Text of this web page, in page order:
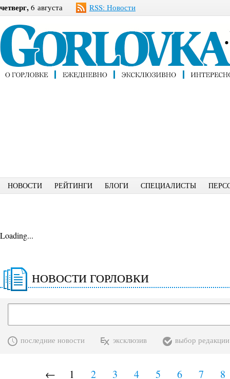
четверг, 6 августа RSS: Новости
НОВОСТИ РЕЙТИНГИ БЛОГИ СПЕЦИАЛИСТЫ
Loading...
НОВОСТИ ГОРЛОВКИ
последние новости эксклюзив выбор редакции
← 1 2 3 4 5 6 7 8